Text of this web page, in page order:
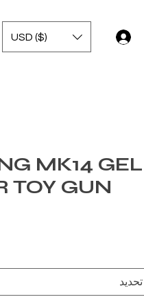
USD ($)
MK14 GEL
TOY GUN
تحديد